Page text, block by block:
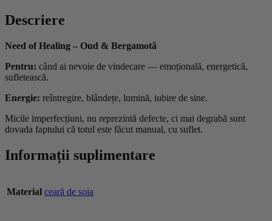
Descriere
Need of Healing – Oud & Bergamotă
Pentru: când ai nevoie de vindecare — emoțională, energetică,
sufletească.
Energie: reîntregire, blândețe, lumină, iubire de sine.
Micile imperfecțiuni, nu reprezintă defecte, ci mai degrabă sunt
dovada faptului că totul este făcut manual, cu suflet.
Informații suplimentare
Material ceară de soia